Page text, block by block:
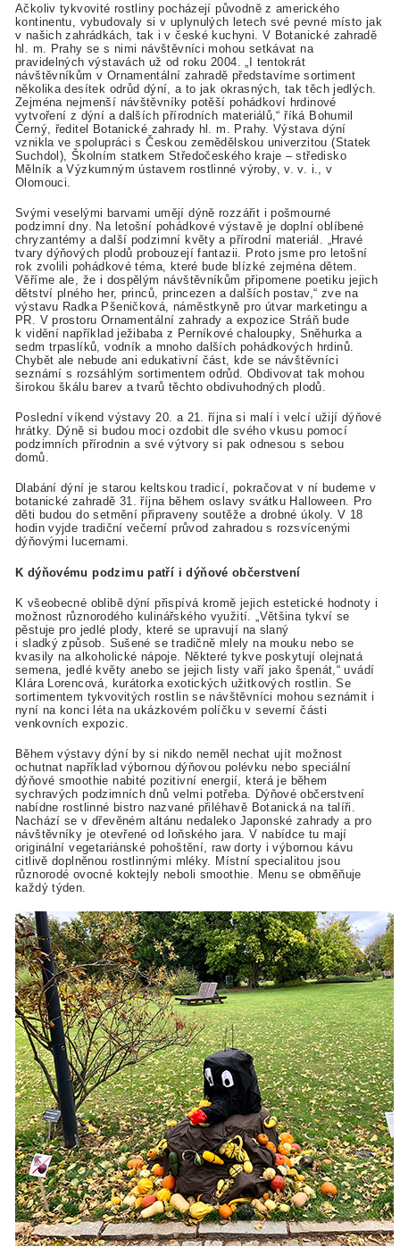
Ačkoliv tykvovité rostliny pocházejí původně z amerického
kontinentu, vybudovaly si v uplynulých letech své pevné místo jak
v našich zahrádkách, tak i v české kuchyni. V Botanické zahradě
hl. m. Prahy se s nimi návštěvníci mohou setkávat na
pravidelných výstavách už od roku 2004. „I tentokrát
návštěvníkům v Ornamentální zahradě představíme sortiment
několika desítek odrůd dýní, a to jak okrasných, tak těch jedlých.
Zejména nejmenší návštěvníky potěší pohádkoví hrdinové
vytvoření z dýní a dalších přírodních materiálů,“ říká Bohumil
Černý, ředitel Botanické zahrady hl. m. Prahy. Výstava dýní
vznikla ve spolupráci s Českou zemědělskou univerzitou (Statek
Suchdol), Školním statkem Středočeského kraje – středisko
Mělník a Výzkumným ústavem rostlinné výroby, v. v. i., v
Olomouci.
Svými veselými barvami umějí dýně rozzářit i pošmourné
podzimní dny. Na letošní pohádkové výstavě je doplní oblíbené
chryzantémy a další podzimní květy a přírodní materiál. „Hravé
tvary dýňových plodů probouzejí fantazii. Proto jsme pro letošní
rok zvolili pohádkové téma, které bude blízké zejména dětem.
Věříme ale, že i dospělým návštěvníkům připomene poetiku jejich
dětství plného her, princů, princezen a dalších postav,“ zve na
výstavu Radka Pšeničková, náměstkyně pro útvar marketingu a
PR. V prostoru Ornamentální zahrady a expozice Stráň bude
k vidění například ježibaba z Perníkové chaloupky, Sněhurka a
sedm trpaslíků, vodník a mnoho dalších pohádkových hrdinů.
Chybět ale nebude ani edukativní část, kde se návštěvníci
seznámí s rozsáhlým sortimentem odrůd. Obdivovat tak mohou
širokou škálu barev a tvarů těchto obdivuhodných plodů.
Poslední víkend výstavy 20. a 21. října si malí i velcí užijí dýňové
hrátky. Dýně si budou moci ozdobit dle svého vkusu pomocí
podzimních přírodnin a své výtvory si pak odnesou s sebou
domů.
Dlabání dýní je starou keltskou tradicí, pokračovat v ní budeme v
botanické zahradě 31. října během oslavy svátku Halloween. Pro
děti budou do setmění připraveny soutěže a drobné úkoly. V 18
hodin vyjde tradiční večerní průvod zahradou s rozsvícenými
dýňovými lucernami.
K dýňovému podzimu patří i dýňové občerstvení
K všeobecné oblibě dýní přispívá kromě jejich estetické hodnoty i
možnost různorodého kulinářského využití. „Většina tykví se
pěstuje pro jedlé plody, které se upravují na slaný
i sladký způsob. Sušené se tradičně mlely na mouku nebo se
kvasily na alkoholické nápoje. Některé tykve poskytují olejnatá
semena, jedlé květy anebo se jejich listy vaří jako špenát,“ uvádí
Klára Lorencová, kurátorka exotických užitkových rostlin. Se
sortimentem tykvovitých rostlin se návštěvníci mohou seznámit i
nyní na konci léta na ukázkovém políčku v severní části
venkovních expozic.
Během výstavy dýní by si nikdo neměl nechat ujít možnost
ochutnat například výbornou dýňovou polévku nebo speciální
dýňové smoothie nabité pozitivní energií, která je během
sychravých podzimních dnů velmi potřeba. Dýňové občerstvení
nabídne rostlinné bistro nazvané přiléhavě Botanická na talíři.
Nachází se v dřevěném altánu nedaleko Japonské zahrady a pro
návštěvníky je otevřené od loňského jara. V nabídce tu mají
originální vegetariánské pohoštění, raw dorty i výbornou kávu
citlivě doplněnou rostlinnými mléky. Místní specialitou jsou
různorodé ovocné koktejly neboli smoothie. Menu se obměňuje
každý týden.